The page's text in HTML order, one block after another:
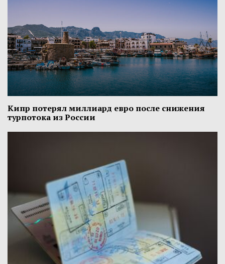
Кипр потерял миллиард евро после снижения
турпотока из России